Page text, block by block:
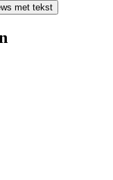
met tekst